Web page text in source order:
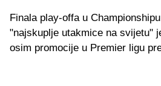
Finala play-offa u
"najskuplje utakmice na svijetu"
osim promocije u Premier ligu